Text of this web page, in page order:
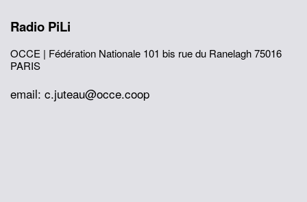
Radio PiLi
OCCE | Fédération Nationale 101 bis rue du Ranelagh75016
PARIS
email: c.juteau@occe.coop